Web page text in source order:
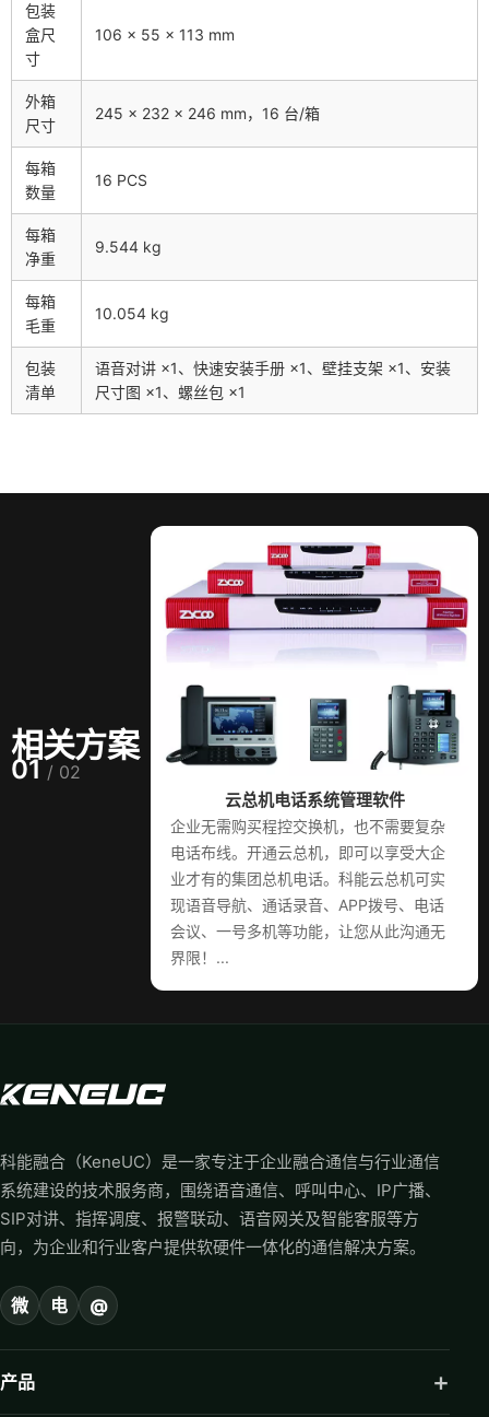
包装
盒尺
寸
106 × 55 × 113 mm
外箱
尺寸
245 × 232 × 246 mm，16 台/箱
每箱
数量
16 PCS
每箱
净重
9.544 kg
每箱
毛重
10.054 kg
包装
清单
语音对讲 ×1、快速安装手册 ×1、壁挂支架 ×1、安装
尺寸图 ×1、螺丝包 ×1
相关方案
01 / 02
云总机电话系统管理软件
企业无需购买程控交换机，也不需要复杂
电话布线。开通云总机，即可以享受大企
业才有的集团总机电话。科能云总机可实
现语音导航、通话录音、APP拨号、电话
会议、一号多机等功能，让您从此沟通无
界限！...
科能融合（KeneUC）是一家专注于企业融合通信与行业通信
系统建设的技术服务商，围绕语音通信、呼叫中心、IP广播、
SIP对讲、指挥调度、报警联动、语音网关及智能客服等方
向，为企业和行业客户提供软硬件一体化的通信解决方案。
微 电 @
产品